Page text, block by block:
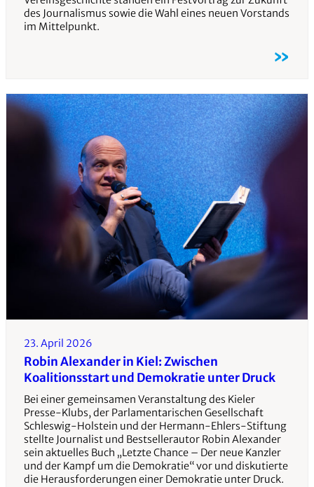
des Journalismus sowie die Wahl eines neuen Vorstands
im Mittelpunkt.
»
23. April 2026
Robin Alexander in Kiel: Zwischen
Koalitionsstart und Demokratie unter Druck
Bei einer gemeinsamen Veranstaltung des Kieler
Presse-Klubs, der Parlamentarischen Gesellschaft
Schleswig-Holstein und der Hermann-Ehlers-Stiftung
stellte Journalist und Bestsellerautor Robin Alexander
sein aktuelles Buch „Letzte Chance – Der neue Kanzler
und der Kampf um die Demokratie“ vor und diskutierte
die Herausforderungen einer Demokratie unter Druck.